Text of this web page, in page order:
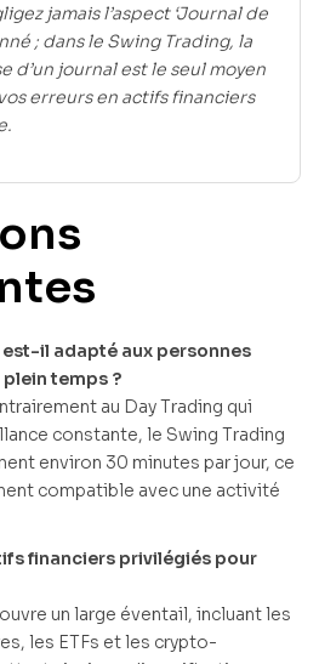
jamais l’aspect ‘Journal de
; dans le Swing Trading, la
d’un journal est le seul moyen
erreurs en actifs financiers
il adapté aux personnes
temps ?
au Day Trading qui
constante, le Swing Trading
environ 30 minutes par jour, ce
compatible avec une activité
financiers privilégiés pour
un large éventail, incluant les
les ETFs et les crypto-